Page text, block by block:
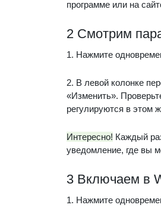
программе или на
2 Смотрим
1. Нажмите
2. В левой колонке
«Изменить».
регулируются в этом
Интересно! Каждый
уведомление, где вы
3 Включаем в
1. Нажмите